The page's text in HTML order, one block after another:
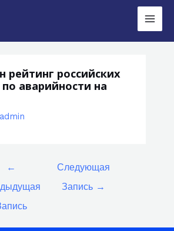
Main
рейтинг российских
аварийности на
admin
←
Следующая
Запись →